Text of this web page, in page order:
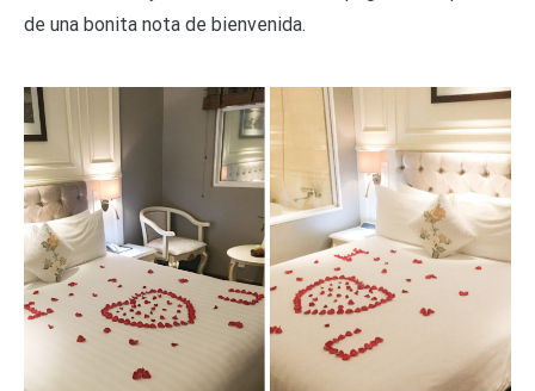
de una bonita nota de bienvenida.